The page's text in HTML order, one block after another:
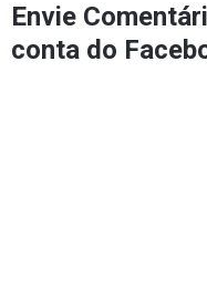
Envie
conta do